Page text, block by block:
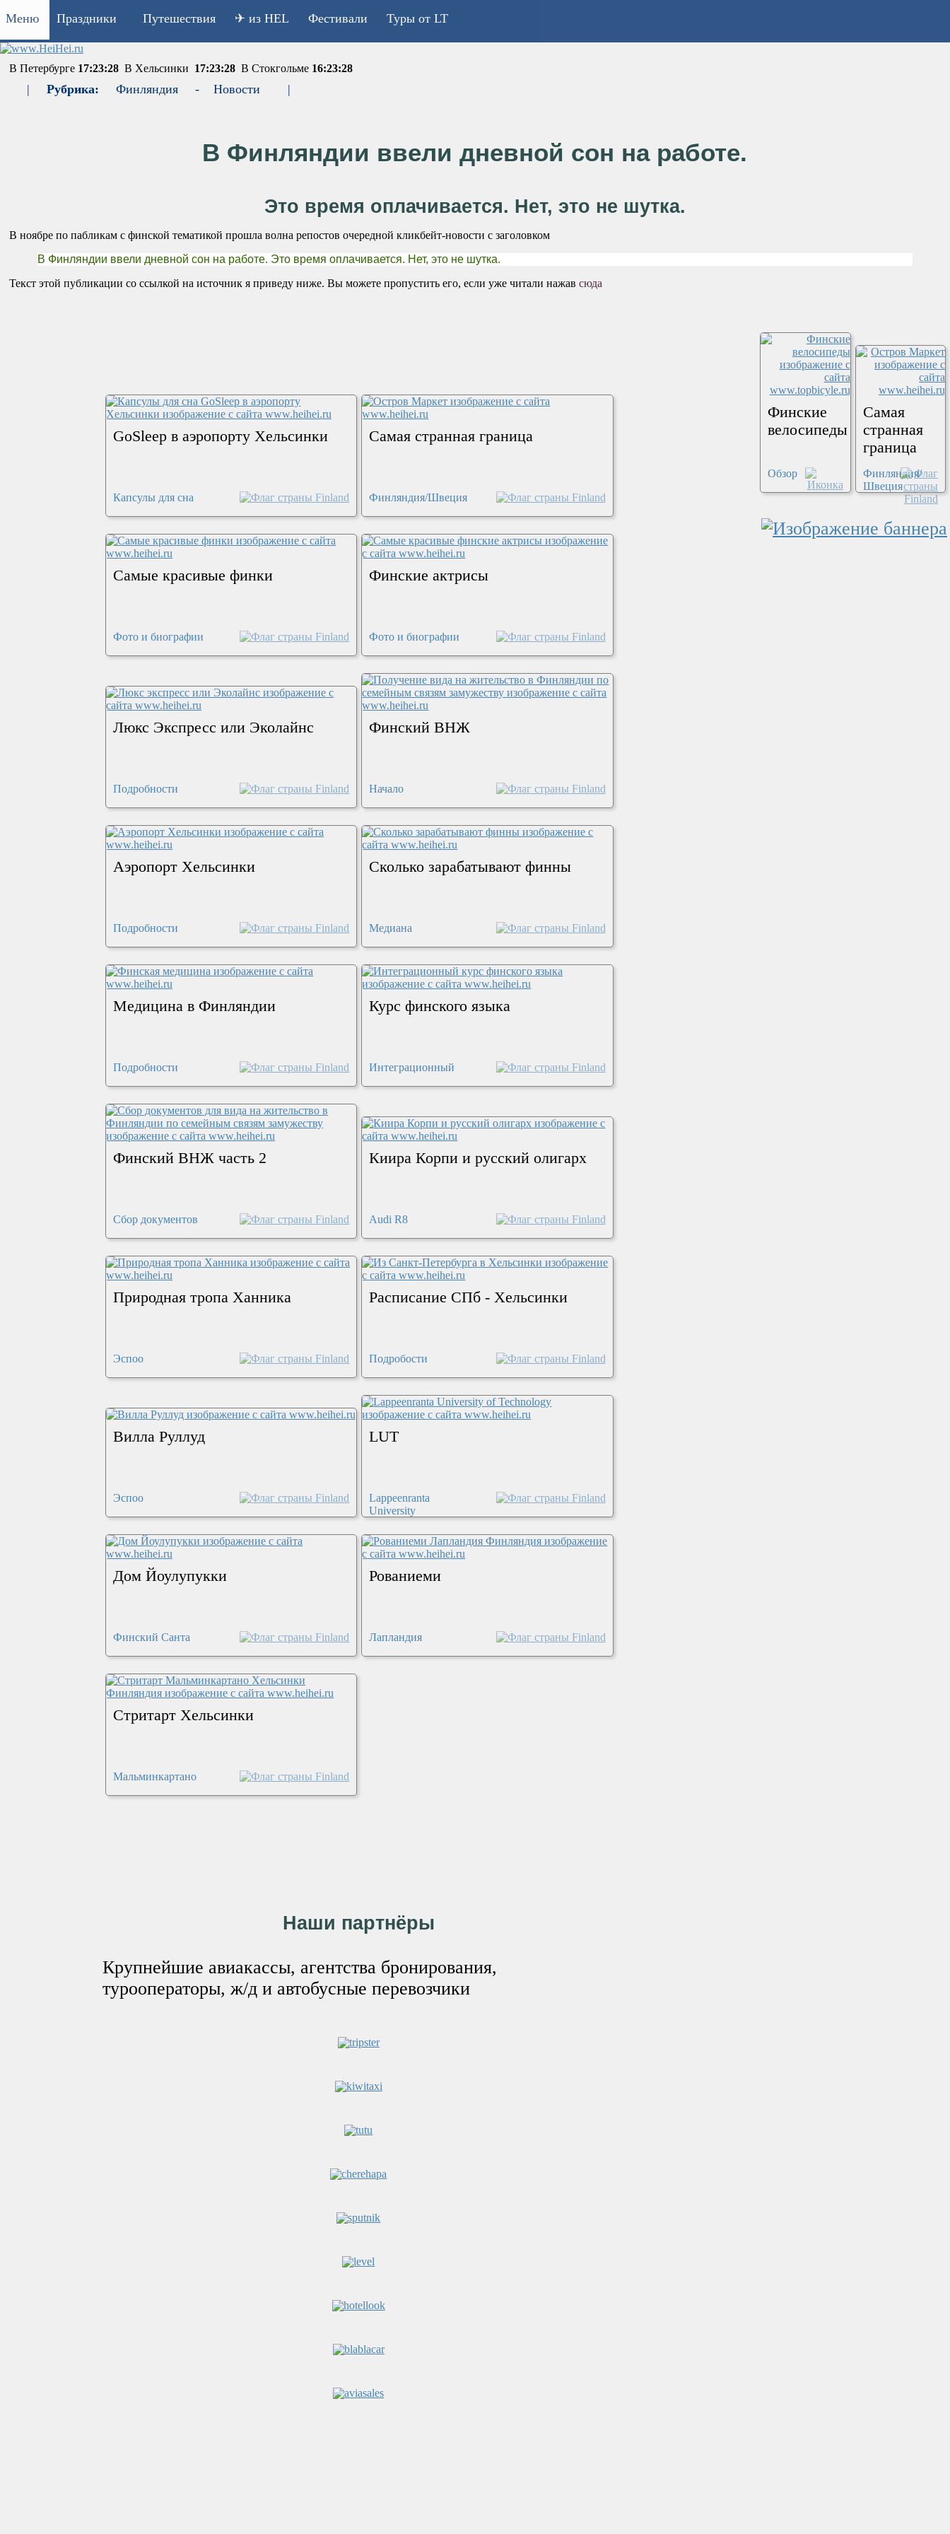
Финские
велосипеды
Обзор
Самая
странная
граница
Финляндия/
Швеция
Меню Праздники Путешествия ✈ из HEL Фестивали Туры от LT
В Петербурге 17:23:28 В Хельсинки 17:23:28 В Стокгольме 16:23:28
| Рубрика: Финляндия - Новости |
В Финляндии ввели дневной сон на работе.
Это время оплачивается. Нет, это не шутка.
В ноябре по пабликам с финской тематикой прошла волна репостов очередной кликбейт-новости с заголовком
В Финляндии ввели дневной сон на работе. Это время оплачивается. Нет, это не шутка.
Текст этой публикации со ссылкой на источник я приведу ниже. Вы можете пропустить его, если уже читали нажавсюда
GoSleep в аэропорту Хельсинки
Капсулы для сна
Самая странная граница
Финляндия/Швеция
Самые красивые финки
Фото и биографии
Финские актрисы
Фото и биографии
Люкс Экспресс или Эколайнс
Подробности
Финский ВНЖ
Начало
Аэропорт Хельсинки
Подробности
Сколько зарабатывают финны
Медиана
Медицина в Финляндии
Подробности
Курс финского языка
Интеграционный
Финский ВНЖ часть 2
Сбор документов
Киира Корпи и русский олигарх
Audi R8
Природная тропа Ханника
Эспоо
Расписание СПб - Хельсинки
Подробости
Вилла Руллуд
Эспоо
LUT
Lappeenranta
University
Дом Йоулупукки
Финский Санта
Рованиеми
Лапландия
Стритарт Хельсинки
Мальминкартано
Наши партнёры
Крупнейшие авиакассы, агентства бронирования,
турооператоры, ж/д и автобусные перевозчики